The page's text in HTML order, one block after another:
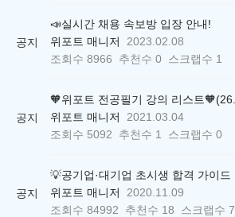
공지
📣실시간 채용 속보방 입장 안내!
위포트 매니저
2023.02.08
조회수 8966 추천수 0 스크랩수 1
공지
위포트 매니저
2021.03.04
조회수 5092 추천수 1 스크랩수 0
공지
위포트 매니저
2020.11.09
조회수 84992 추천수 18 스크랩수 7